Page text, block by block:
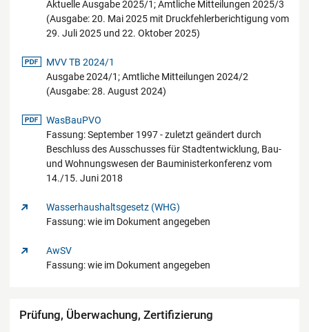
Aktuelle Ausgabe 2025/1; Amtliche Mitteilungen 2025/3
(Ausgabe: 20. Mai 2025 mit Druckfehlerberichtigung vom
29. Juli 2025 und 22. Oktober 2025)
pdf-Datei
MVV TB 2024/1
Ausgabe 2024/1; Amtliche Mitteilungen 2024/2
(Ausgabe: 28. August 2024)
pdf-Datei
WasBauPVO
Fassung: September 1997 - zuletzt geändert durch
Beschluss des Ausschusses für Stadtentwicklung, Bau-
und Wohnungswesen der Bauministerkonferenz vom
14./15. Juni 2018
Wasserhaushaltsgesetz (WHG)
Fassung: wie im Dokument angegeben
AwSV
Fassung: wie im Dokument angegeben
Prüfung, Überwachung, Zertifizierung